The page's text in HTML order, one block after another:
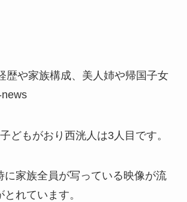
どもがおり西洸人は3人目です。
に家族全員が写っている映像が流
れています。